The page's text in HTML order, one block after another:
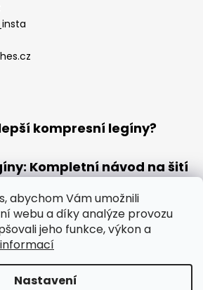
abychom Vám umožnili
webu a díky analýze provozu
jeho funkce, výkon a
Nastavení
kompresní legíny?
Kompletní návod na šití
Komplexní návod pro